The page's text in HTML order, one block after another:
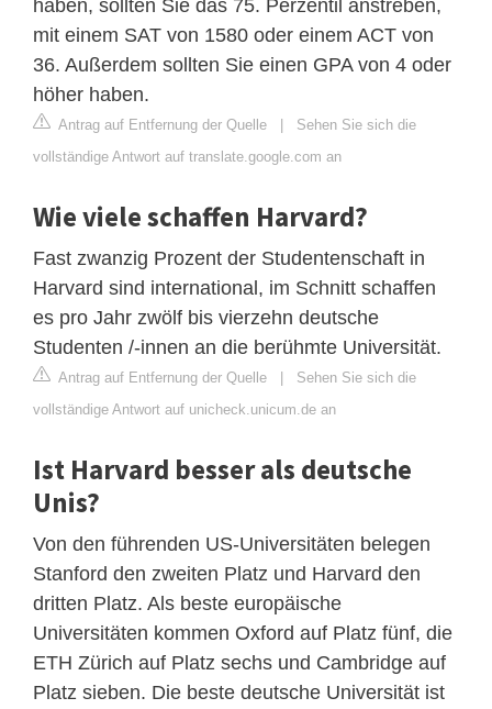
haben, sollten Sie das 75. Perzentil anstreben,
mit einem SAT von 1580 oder einem ACT von
36. Außerdem sollten Sie einen GPA von 4 oder
höher haben.
Antrag auf Entfernung der Quelle | Sehen Sie sich die
vollständige Antwort auf translate.google.com an
Wie viele schaffen Harvard?
Fast zwanzig Prozent der Studentenschaft in
Harvard sind international, im Schnitt schaffen
es pro Jahr zwölf bis vierzehn deutsche
Studenten /-innen an die berühmte Universität.
Antrag auf Entfernung der Quelle | Sehen Sie sich die
vollständige Antwort auf unicheck.unicum.de an
Ist Harvard besser als deutsche
Unis?
Von den führenden US-Universitäten belegen
Stanford den zweiten Platz und Harvard den
dritten Platz. Als beste europäische
Universitäten kommen Oxford auf Platz fünf, die
ETH Zürich auf Platz sechs und Cambridge auf
Platz sieben. Die beste deutsche Universität ist